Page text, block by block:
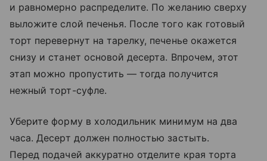
и равномерно распределите. По желанию сверху
выложите слой печенья. После того как готовый
торт перевернут на тарелку, печенье окажется
снизу и станет основой десерта. Впрочем, этот
этап можно пропустить — тогда получится
нежный торт-суфле.
Уберите форму в холодильник минимум на два
часа. Десерт должен полностью застыть.
Перед подачей аккуратно отделите края торта